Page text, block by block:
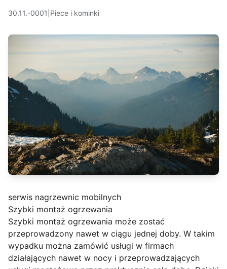
30.11.-0001 Piece i kominki
serwis nagrzewnic mobilnych
Szybki montaż ogrzewania
Szybki montaż ogrzewania może zostać
przeprowadzony nawet w ciągu jednej doby. W takim
wypadku można zamówić usługi w firmach
działających nawet w nocy i przeprowadzających